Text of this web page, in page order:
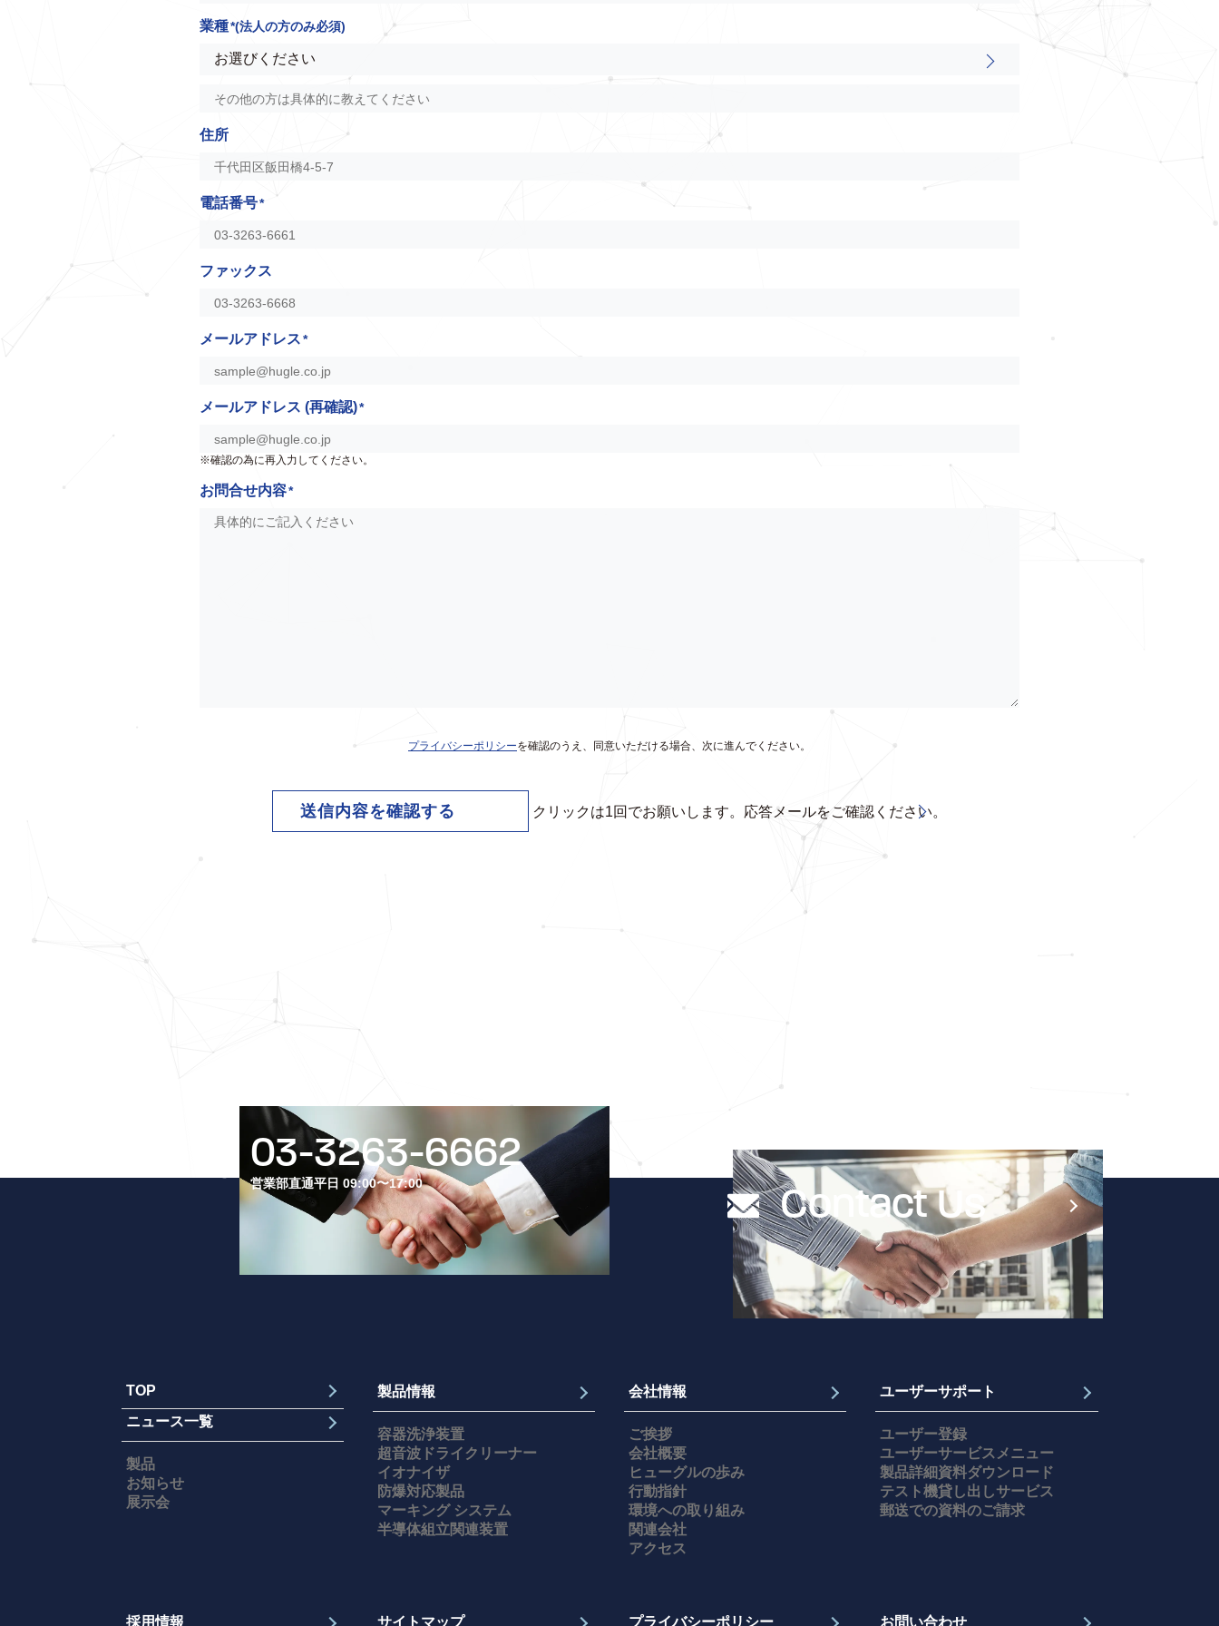
業種*(法人の方のみ必須)
住所
電話番号*
ファックス
メールアドレス*
メールアドレス (再確認)*
※確認の為に再入力してください。
お問合せ内容*
プライバシーポリシーを確認のうえ、 同意いただける場合、次に進んでください。
クリックは1回でお願いします。応答メールをご確認ください。
03-3263-6662
営業部直通平日 09:00〜17:00
Contact Us
TOP 製品情報
容器洗浄装置
超音波ドライクリーナー
イオナイザ
防爆対応製品
マーキング システム
半導体組立関連装置
会社情報
ご挨拶
会社概要
ヒューグルの歩み
行動指針
環境への取り組み
関連会社
アクセス
ユーザーサポート
ユーザー登録
ユーザーサービスメニュー
製品詳細資料ダウンロード
テスト機貸し出しサービス
郵送での資料のご請求
ニュース一覧
製品
お知らせ
展示会
採用情報 サイトマップ プライバシーポリシー お問い合わせ